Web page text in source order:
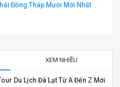
Đồng Tháp Mười Mới Nhất
XEM NHIỀU
Du Lịch Đà Lạt Từ A Đến Z Mới